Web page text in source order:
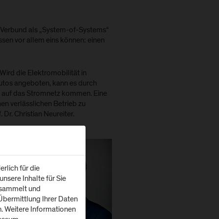
als „System-of-Systems“
vor allem eins können: einen
die Elektromobilität in
angeboten, kann es durch
das Stromnetz kommen. Eine
verlässlichen Betrieb zu
Christian Neureiter.
für die
Inhalte für Sie
und
Ihrer Daten
Weitere Informationen